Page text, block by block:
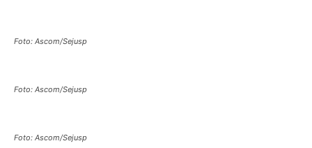
Foto: Ascom/Sejusp
Foto: Ascom/Sejusp
Foto: Ascom/Sejusp